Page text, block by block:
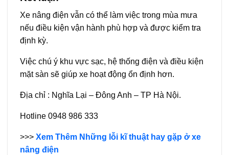
Xe nâng điện vẫn có thể làm việc trong mùa mưa
nếu điều kiện vận hành phù hợp và được kiểm tra
định kỳ.
Việc chú ý khu vực sạc, hệ thống điện và điều kiện
mặt sàn sẽ giúp xe hoạt động ổn định hơn.
Địa chỉ : Nghĩa Lại – Đông Anh – TP Hà Nội.
Hotline 0948 986 333
>>> Xem Thêm Những lỗi kĩ thuật hay gặp ở xe
nâng điện